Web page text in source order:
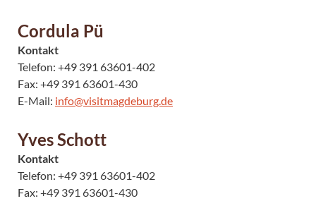
Cordula Pü
Kontakt
Telefon: +49 391 63601-402
Fax: +49 391 63601-430
E-Mail: info@visitmagdeburg.de
Yves Schott
Kontakt
Telefon: +49 391 63601-402
Fax: +49 391 63601-430